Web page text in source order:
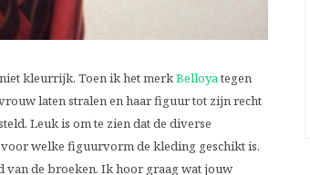
kleurrijk. Toen ik het merkBelloyategen
laten stralen en haar figuur tot zijn recht
Leuk is om te zien dat de diverse
welke figuurvorm de kleding geschikt is.
van de broeken. Ik hoor graag wat jouw